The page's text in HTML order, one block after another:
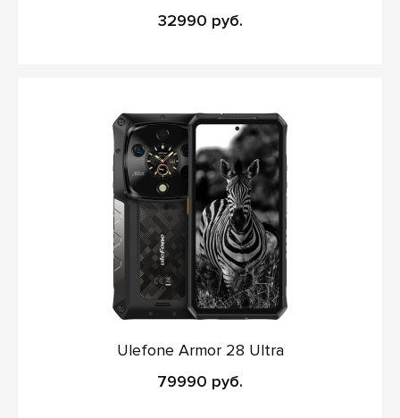
32990 руб.
Ulefone Armor 28 Ultra
79990 руб.